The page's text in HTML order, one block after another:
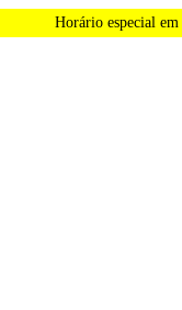
Horário especial em